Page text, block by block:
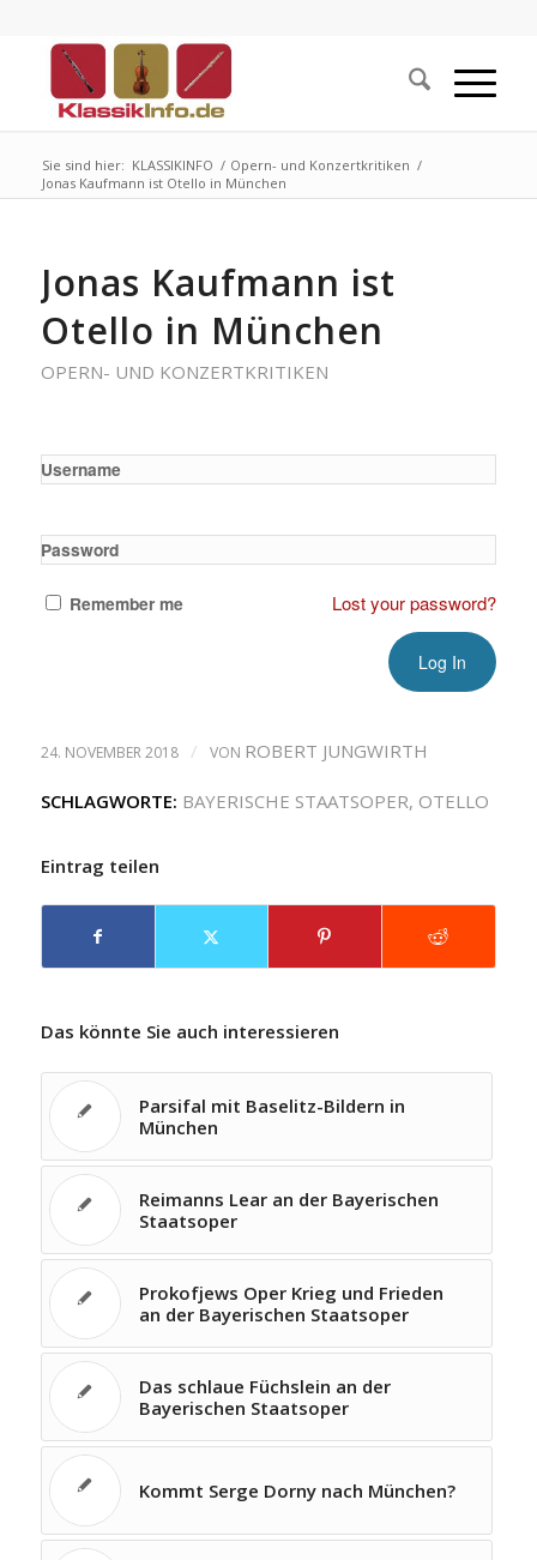
Sie sind hier: KLASSIKINFO / Opern- und Konzertkritiken /
Jonas Kaufmann ist Otello in München
Jonas Kaufmann ist
Otello in München
OPERN- UND KONZERTKRITIKEN
Username
Password
Remember me Lost your password?
24. NOVEMBER 2018 / VON ROBERT JUNGWIRTH
SCHLAGWORTE: BAYERISCHE STAATSOPER, OTELLO
Eintrag teilen
Das könnte Sie auch interessieren
Parsifal mit Baselitz-Bildern in
München
Reimanns Lear an der Bayerischen
Staatsoper
Prokofjews Oper Krieg und Frieden
an der Bayerischen Staatsoper
Das schlaue Füchslein an der
Bayerischen Staatsoper
Kommt Serge Dorny nach München?